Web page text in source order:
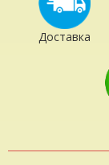
Доставка